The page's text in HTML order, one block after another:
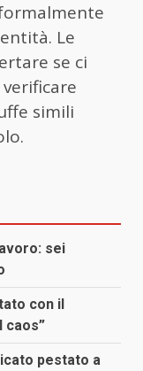
Le
se ci
simili
sei
con il
caos”
pestato a